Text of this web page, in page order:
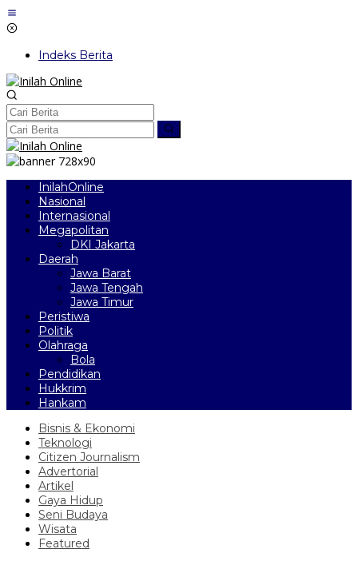
Lewati
ke
Indeks Berita
InilahOnline
Nasional
Internasional
Megapolitan
DKI Jakarta
Daerah
Jawa Barat
Jawa Tengah
Jawa Timur
Peristiwa
Politik
Olahraga
Bola
Pendidikan
Hukkrim
Hankam
Bisnis & Ekonomi
Teknologi
Citizen Journalism
Advertorial
Artikel
Gaya Hidup
Seni Budaya
Wisata
Featured